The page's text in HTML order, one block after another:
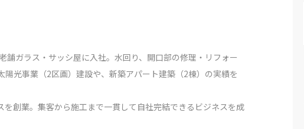
ガラス・サッシ屋に入社。水回り、開口部の修理・リフォー
光事業（2区画）建設や、新築アパート建築（2棟）の実績を
創業。集客から施工まで一貫して自社完結できるビジネスを成